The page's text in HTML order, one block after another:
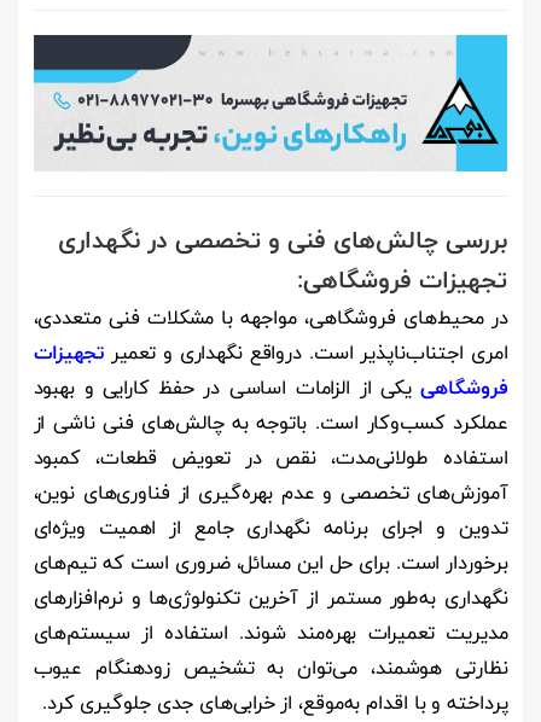
بررسی چالش‌های فنی و تخصصی در نگهداری
تجهیزات فروشگاهی:
در محیط‌های فروشگاهی، مواجهه با مشکلات فنی متعددی،
امری اجتناب‌ناپذیر است. درواقع نگهداری و تعمیرتجهیزات
فروشگاهییکی از الزامات اساسی در حفظ کارایی و بهبود
عملکرد کسب‌وکار است. باتوجه به چالش‌های فنی ناشی از
استفاده طولانی‌مدت، نقص در تعویض قطعات، کمبود
آموزش‌های تخصصی و عدم بهره‌گیری از فناوری‌های نوین،
تدوین و اجرای برنامه نگهداری جامع از اهمیت ویژه‌ای
برخوردار است. برای حل این مسائل، ضروری است که تیم‌های
نگهداری به‌طور مستمر از آخرین تکنولوژی‌ها و نرم‌افزارهای
مدیریت تعمیرات بهره‌مند شوند. استفاده از سیستم‌های
نظارتی هوشمند، می‌توان به تشخیص زودهنگام عیوب
پرداخته و با اقدام به‌موقع، از خرابی‌های جدی جلوگیری کرد.